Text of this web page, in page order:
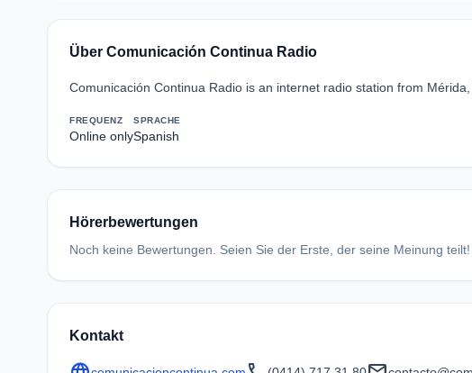
Über Comunicación Continua Radio
Comunicación Continua Radio is an internet radio station from
FREQUENZ
Online only
SPRACHE
Spanish
Hörerbewertungen
Noch keine Bewertungen. Seien Sie der Erste, der seine Meinung teilt!
Kontakt